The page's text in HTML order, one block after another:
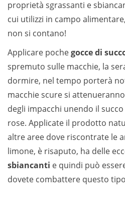
proprietà sgrassanti e
cui utilizzi in campo
non si contano!
Applicare pochegocce di
spremuto sulle macchie, la
dormire, nel tempo porterà
macchie scure si
degli impacchi unendo il
rose. Applicate il prodotto
altre aree dove riscontrate le
limone, è risaputo, ha delle
sbiancanti e quindi può
dovete combattere questo